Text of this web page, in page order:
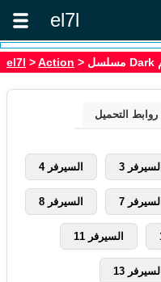
el7l
el7l >Action
روابط التحميل
السيرفر 3 السيرفر 4
السيرفر 7 السيرفر 8
السيرفر 11
السيرفر 13